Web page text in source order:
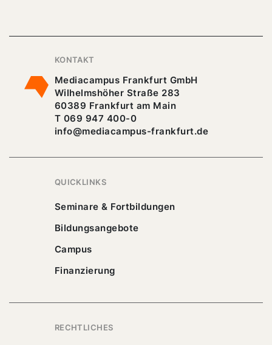
KONTAKT
Mediacampus Frankfurt GmbH
Wilhelmshöher Straße 283
60389 Frankfurt am Main
T 069 947 400-0
info@mediacampus-frankfurt.de
QUICKLINKS
Seminare & Fortbildungen
Bildungsangebote
Campus
Finanzierung
RECHTLICHES